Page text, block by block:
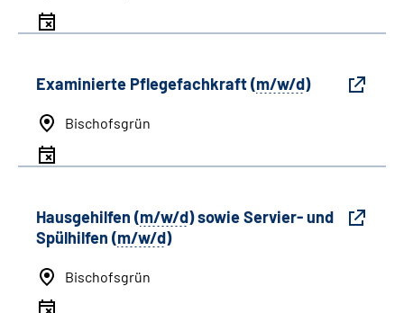
Examinierte Pflegefachkraft (m/w/d)
Bischofsgrün
Hausgehilfen (m/w/d) sowie Servier- und
Spülhilfen (m/w/d)
Bischofsgrün